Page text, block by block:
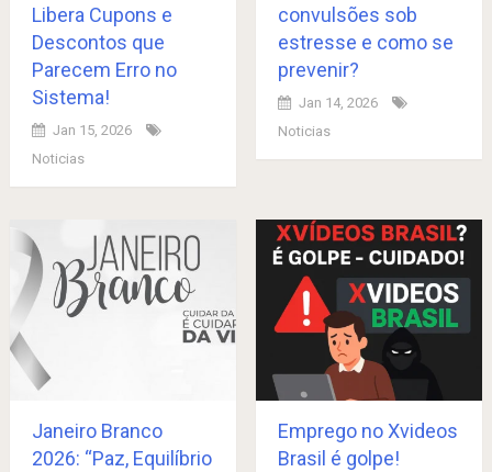
Libera Cupons e
Descontos que
Parecem Erro no
Sistema!
Jan 15, 2026
Noticias
convulsões sob
estresse e como se
prevenir?
Jan 14, 2026
Noticias
Janeiro Branco
2026: “Paz, Equilíbrio
Emprego no Xvideos
Brasil é golpe!